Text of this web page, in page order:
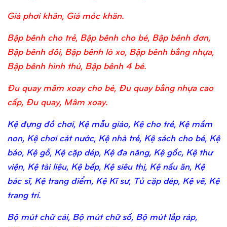
Giá phơi khăn, Giá móc khăn.
Bập bênh cho trẻ, Bập bênh cho bé, Bập bênh đơn,
Bập bênh đôi, Bập bênh lò xo, Bập bênh bằng nhựa,
Bập bênh hình thú, Bập bênh 4 bé.
Đu quay mâm xoay cho bé, Đu quay bằng nhựa cao
cấp, Đu quay, Mâm xoay.
Kệ đựng đồ chơi, Kệ mẫu giáo, Kệ cho trẻ, Kệ mầm
non, Kệ chơi cát nước, Kệ nhà trẻ, Kệ sách cho bé, Kệ
báo, Kệ gỗ, Kệ cặp dép, Kệ đa năng, Kệ gốc, Kệ thư
viện, Kệ tài liệu, Kệ bếp, Kệ siêu thị, Kệ nấu ăn, Kệ
bác sĩ, Kệ trang điểm, Kệ Kĩ sư, Tủ cặp dép, Kệ vẽ, Kệ
trang trí.
Bộ mút chữ cái, Bộ mút chữ số, Bộ mút lắp ráp,